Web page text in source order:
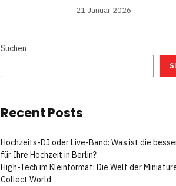
21 Januar 2026
Suchen
Recent Posts
Hochzeits-DJ oder Live-Band: Was ist die
für Ihre Hochzeit in Berlin?
High-Tech im Kleinformat: Die Welt der
Collect World